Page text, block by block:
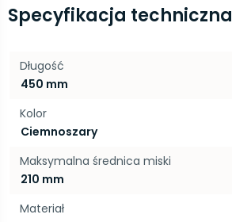
Specyfikacja techniczna
Długość
450 mm
Kolor
Ciemnoszary
Maksymalna średnica miski
210 mm
Materiał